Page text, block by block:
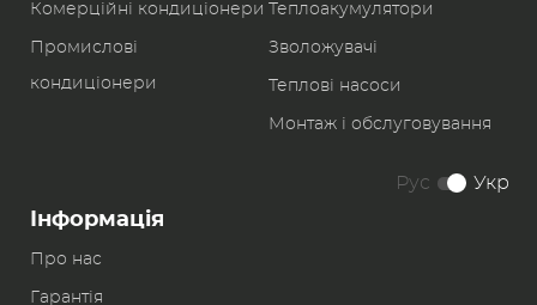
Комерційні кондиціонери
Промислові
кондиціонери
Теплоакумулятори
Зволожувачі
Теплові насоси
Монтаж і обслуговування
Інформація
Про нас
Гарантія
Рус Укр